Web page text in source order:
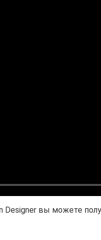
Designer вы можете